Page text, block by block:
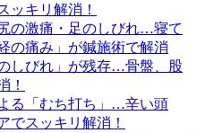
ッキリ解消！
の激痛・足のしびれ…寝て
の痛み」が鍼施術で解消
しびれ」が残存…骨盤、股
！
る「むち打ち」…辛い頭
でスッキリ解消！